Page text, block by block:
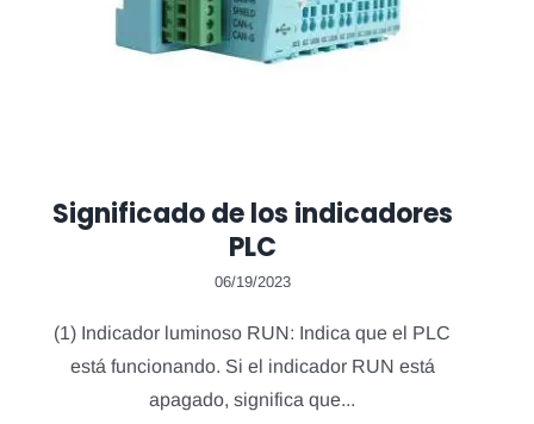
Significado de los indicadores
PLC
06/19/2023
(1) Indicador luminoso RUN: Indica que el PLC
está funcionando. Si el indicador RUN está
apagado, significa que...